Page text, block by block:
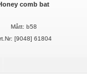
comb bat
Mått: b58
[9048] 61804